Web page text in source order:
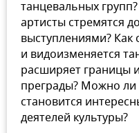
танцевальных
артисты стремятся
выступлениями? Как
и видоизменяется
расширяет границы
преграды? Можно ли
становится
деятелей культуры?